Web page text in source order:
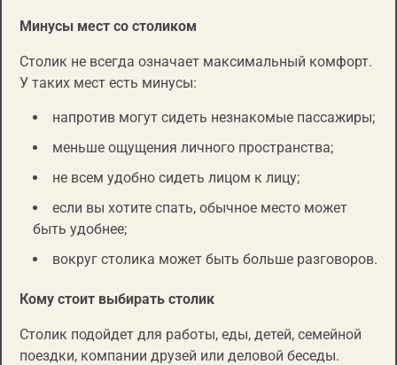
Минусы мест со столиком
Столик не всегда означает максимальный комфорт.
У таких мест есть минусы:
напротив могут сидеть незнакомые пассажиры;
меньше ощущения личного пространства;
не всем удобно сидеть лицом к лицу;
если вы хотите спать, обычное место может
быть удобнее;
вокруг столика может быть больше разговоров.
Кому стоит выбирать столик
Столик подойдет для работы, еды, детей, семейной
поездки, компании друзей или деловой беседы.